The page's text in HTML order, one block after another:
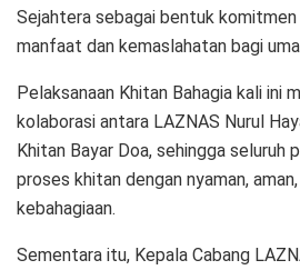
Sejahtera sebagai bentuk
manfaat dan kemaslahatan bagi
Pelaksanaan Khitan Bahagia kali ini
kolaborasi antara LAZNAS Nurul
Khitan Bayar Doa, sehingga
proses khitan dengan nyaman,
kebahagiaan.
Sementara itu, Kepala Cabang